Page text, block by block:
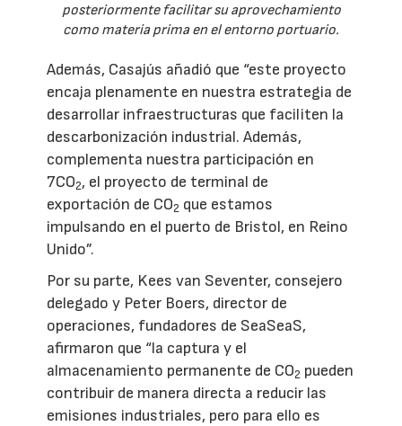
posteriormente facilitar su aprovechamiento
como materia prima en el entorno portuario.
Además, Casajús añadió que “este proyecto
encaja plenamente en nuestra estrategia de
desarrollar infraestructuras que faciliten la
descarbonización industrial. Además,
complementa nuestra participación en
7CO2, el proyecto de terminal de
exportación de CO2 que estamos
impulsando en el puerto de Bristol, en Reino
Unido”.
Por su parte, Kees van Seventer, consejero
delegado y Peter Boers, director de
operaciones, fundadores de SeaSeaS,
afirmaron que “la captura y el
almacenamiento permanente de CO2 pueden
contribuir de manera directa a reducir las
emisiones industriales, pero para ello es